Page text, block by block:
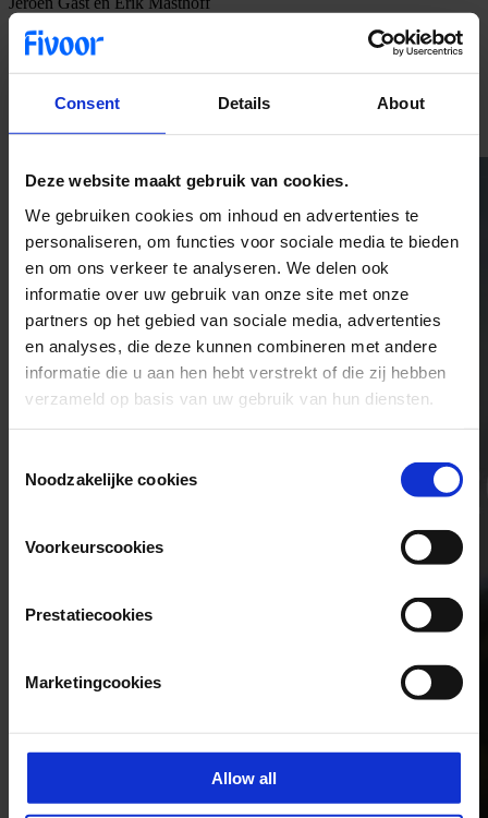
Consent Details About
Deze website maakt gebruik van cookies.
We gebruiken cookies om inhoud en advertenties te
personaliseren, om functies voor sociale media te bieden
en om ons verkeer te analyseren. We delen ook
informatie over uw gebruik van onze site met onze
partners op het gebied van sociale media, advertenties
en analyses, die deze kunnen combineren met andere
informatie die u aan hen hebt verstrekt of die zij hebben
verzameld op basis van uw gebruik van hun diensten.
Selection
Noodzakelijke cookies
Voorkeurscookies
Prestatiecookies
Marketingcookies
Allow all
Raad van bestuur
Klik op onderstaande afbeelding om het
te bekijken